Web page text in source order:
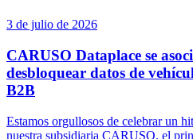
3 de julio de 2026
CARUSO Dataplace se
desbloquear datos de
B2B
Estamos orgullosos de celebrar un
nuestra subsidiaria CARUSO, el